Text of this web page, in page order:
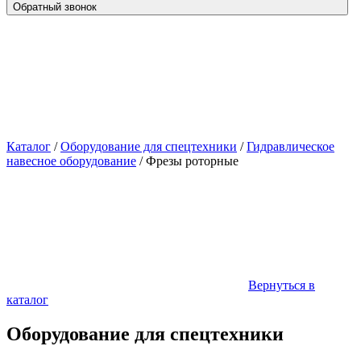
Обратный звонок
Каталог /Оборудование для спецтехники /Гидравлическое
навесное оборудование /Фрезы роторные
Вернуться в
каталог
Оборудование для спецтехники